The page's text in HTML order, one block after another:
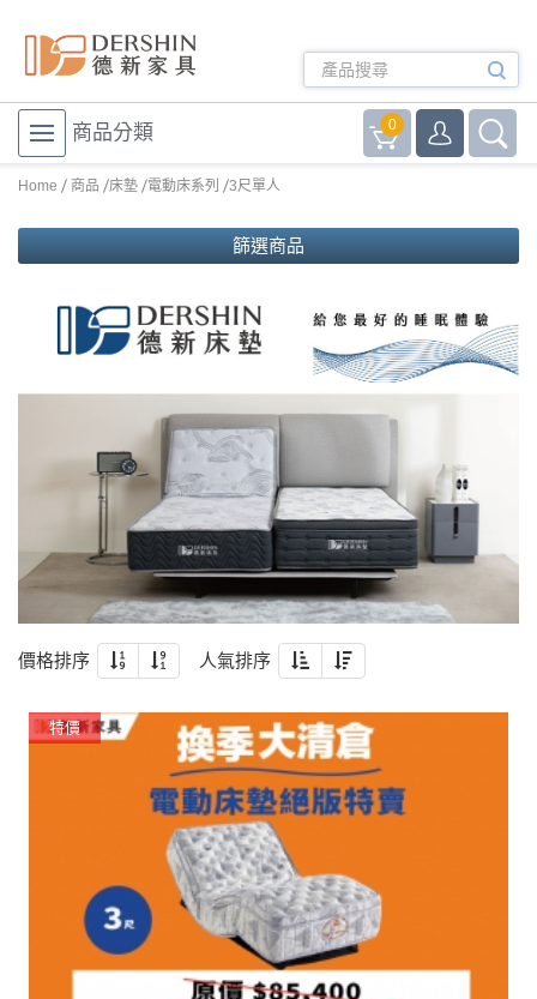
商品分類 0
Home 商品 床墊 電動床系列 3尺單人
篩選商品
價格排序 人氣排序
特價